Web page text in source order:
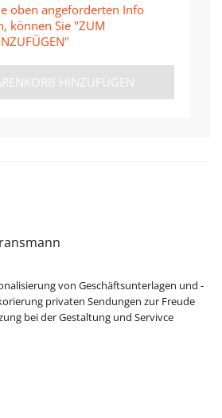
oben angeforderten Info
können Sie "ZUM
HINZUFÜGEN
von Geschäftsunterlagen und -
privaten Sendungen zur Freude
bei der Gestaltung und Servivce